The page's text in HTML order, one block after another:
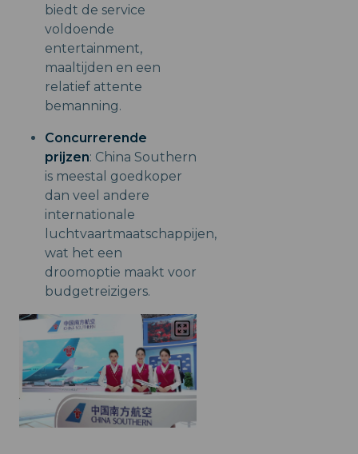
biedt de service
voldoende
entertainment,
maaltijden en een
relatief attente
bemanning.
Concurrerende
prijzen: China Southern
is meestal goedkoper
dan veel andere
internationale
luchtvaartmaatschappijen,
wat het een
droomoptie maakt voor
budgetreizigers.